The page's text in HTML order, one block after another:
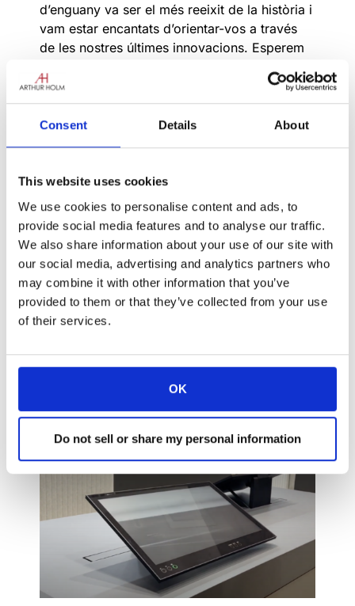
Consent Details About
This website uses cookies
We use cookies to personalise content and ads, to
provide social media features and to analyse our traffic.
We also share information about your use of our site with
our social media, advertising and analytics partners who
may combine it with other information that you’ve
provided to them or that they’ve collected from your use
of their services.
OK
Do not sell or share my personal information
d’enguany va ser el més reeixit de la història i
vam estar encantats d’orientar-vos a través
de les nostres últimes innovacions. Esperem
Va ser un plaer mostrar el nostre
nou DB3
amb la posició de la pantalla totalment
necessitats de confort ergonòmic i visibilitat
cap a altres persones assegudes al voltant
d’una taula de reunió. El DB3 llisca sense
problemes cap a l’usuari, que pot aturar el
moviment i fixar la posició a l’angle desitjat.
Fidels als nostres valors, els materials
utilitzats per a la creació d’aquest innovador
monitor retràctil són sostenibles (alumini i
21,5 «de llarga vida. L’electrònica, dissenyada
l’aplicació AHlink ofereix un ajust còmode i
intuïtiu durant la integració, així com durant
tota la vida d’aquest magnífic monitor!